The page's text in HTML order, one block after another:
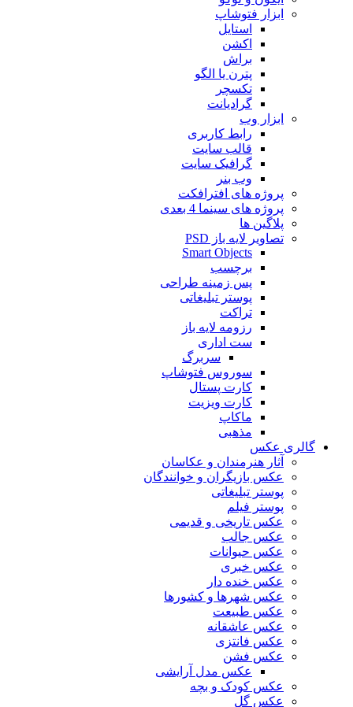
ابزار فتوشاپ
استایل
اکشن
براش
پترن یا الگو
تکسچر
گرادیانت
ابزار وب
رابط کاربری
قالب سایت
گرافیک سایت
وب بنر
پروژه های افترافکت
پروژه های سینما 4 بعدی
پلاگین ها
تصاویر لایه باز PSD
Smart Objects
برچسب
پس زمینه طراحی
پوستر تبلیغاتی
تراکت
رزومه لایه باز
ست اداری
سربرگ
سوروس فتوشاپ
کارت پستال
کارت ویزیت
ماکاپ
مذهبی
گالری عکس
آثار هنرمندان و عکاسان
عکس بازیگران و خوانندگان
پوستر تبلیغاتی
پوستر فیلم
عکس تاریخی و قدیمی
عکس جالب
عکس حیوانات
عکس خبری
عکس خنده دار
عکس شهرها و کشورها
عکس طبیعت
عکس عاشقانه
عکس فانتزی
عکس فشن
عکس مدل آرایشی
عکس کودک و بچه
عکس گل